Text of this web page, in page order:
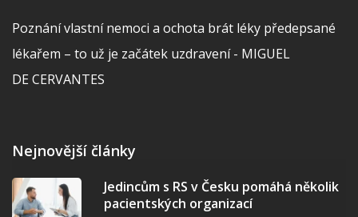
Poznání vlastní nemoci a ochota brát léky předepsané
lékařem – to už je začátek uzdravení - MIGUEL
DE CERVANTES
Nejnovější články
Jedincům s RS v Česku pomáhá několik
pacientských organizací